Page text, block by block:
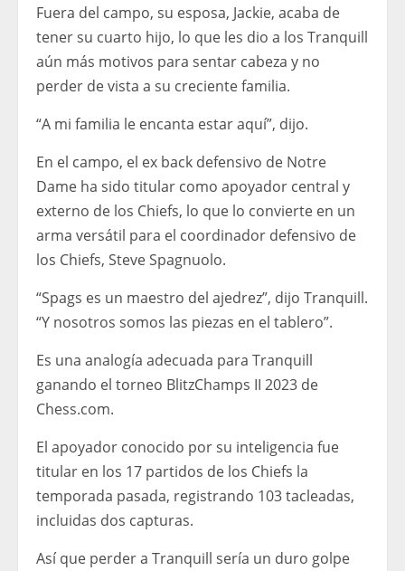
Fuera del campo, su esposa, Jackie, acaba de
tener su cuarto hijo, lo que les dio a los Tranquill
aún más motivos para sentar cabeza y no
perder de vista a su creciente familia.
“A mi familia le encanta estar aquí”, dijo.
En el campo, el ex back defensivo de Notre
Dame ha sido titular como apoyador central y
externo de los Chiefs, lo que lo convierte en un
arma versátil para el coordinador defensivo de
los Chiefs, Steve Spagnuolo.
“Spags es un maestro del ajedrez”, dijo Tranquill.
“Y nosotros somos las piezas en el tablero”.
Es una analogía adecuada para Tranquill
ganando el torneo BlitzChamps II 2023 de
Chess.com.
El apoyador conocido por su inteligencia fue
titular en los 17 partidos de los Chiefs la
temporada pasada, registrando 103 tacleadas,
incluidas dos capturas.
Así que perder a Tranquill sería un duro golpe